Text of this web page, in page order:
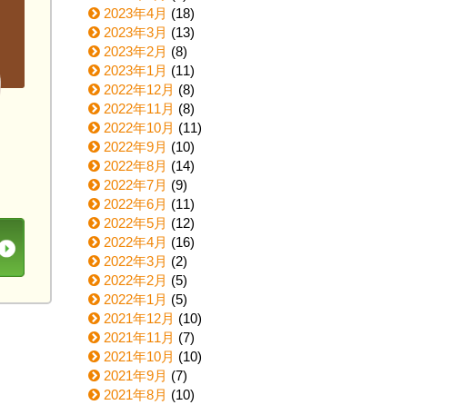
2023年4月 (18)
2023年3月 (13)
2023年2月 (8)
2023年1月 (11)
2022年12月 (8)
2022年11月 (8)
2022年10月 (11)
2022年9月 (10)
2022年8月 (14)
2022年7月 (9)
2022年6月 (11)
2022年5月 (12)
2022年4月 (16)
2022年3月 (2)
2022年2月 (5)
2022年1月 (5)
2021年12月 (10)
2021年11月 (7)
2021年10月 (10)
2021年9月 (7)
2021年8月 (10)